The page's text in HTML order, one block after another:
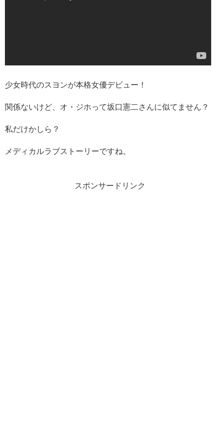
少女時代のスヨンが本格女優デビュー！
関係ないけど、オ・ジホって坂口憲二さんに似てません？
私だけかしら？
メディカルラブストーリーですね。
スポンサードリンク